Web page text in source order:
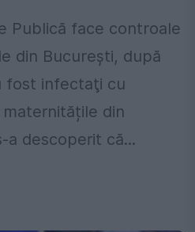
Publică face controale
din Bucureşti, după
fost infectaţi cu
din
a descoperit că...